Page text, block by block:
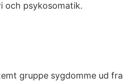
och psykosomatik.
gruppe sygdomme ud fra